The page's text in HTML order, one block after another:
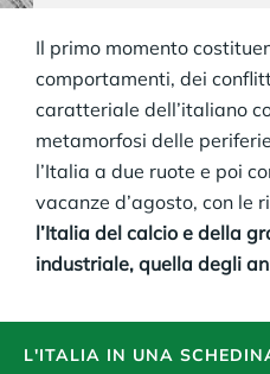
Il primo momento
comportamenti, dei
caratteriale dell’italiano
metamorfosi delle
l’Italia a due ruote e poi
vacanze d’agosto, con le
l’Italia del calcio e della
industriale, quella degli
L'ITALIA IN UNA